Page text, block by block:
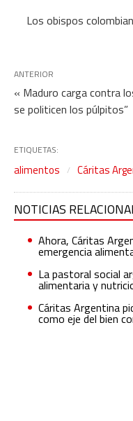
Los obispos
ANTERIOR
« Maduro carga contra
se politicen los púlpitos”
ETIQUETAS:
alimentos Cáritas
NOTICIAS
Ahora, Cáritas
emergencia
La pastoral social
alimentaria y
Cáritas Argentina
como eje del bien